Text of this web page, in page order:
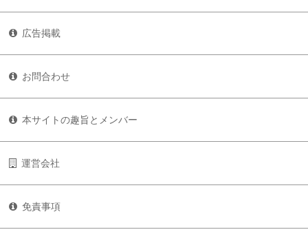
広告掲載
お問合わせ
本サイトの趣旨とメンバー
運営会社
免責事項